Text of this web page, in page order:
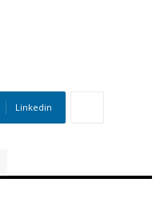
Linkedin